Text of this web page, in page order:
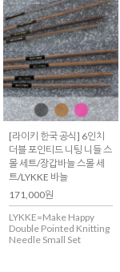
[라이키 한국 공식] 6인치
더블 포인티드 니팅 니들 스
몰 세트/장갑바늘 스몰 세
트/LYKKE 바늘
171,000원
LYKKE=Make Happy
Double Pointed Knitting
Needle Small Set